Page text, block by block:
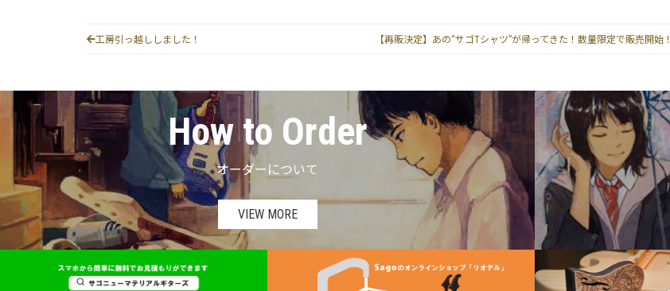
【再販決定】あの“サゴTシャツ”が帰ってきた！数量限定で販売開始！
工房引っ越ししました！
How to Order
オーダーについて
VIEW MORE